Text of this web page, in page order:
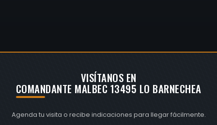
VISÍTANOS EN
COMANDANTE MALBEC 13495 LO BARNECHEA
Agenda tu visita o recibe indicaciones para llegar fácilmente.